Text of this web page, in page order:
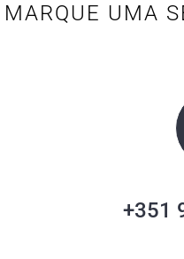
MARQUE UMA
+351